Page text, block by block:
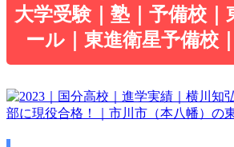
大学受験｜塾｜予備校｜
ール｜東進衛星予備校